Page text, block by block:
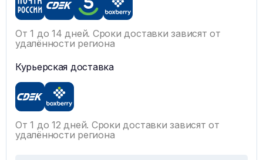
От 1 до 14 дней. Сроки доставки зависят от
удалённости региона
Курьерская доставка
От 1 до 12 дней. Сроки доставки зависят от
удалённости региона